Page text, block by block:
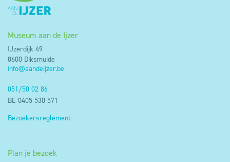
Museum aan de Ijzer
IJzerdijk 49
8600 Diksmuide
info@aandeijzer.be
051/50 02 86
BE 0405 530 571
Bezoekersreglement
Plan je bezoek